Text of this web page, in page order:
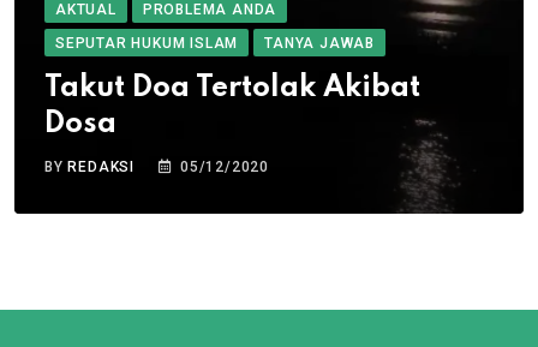
AKTUAL
PROBLEMA ANDA
SEPUTAR HUKUM ISLAM
TANYA JAWAB
Takut Doa Tertolak Akibat
Dosa
BYREDAKSI 05/12/2020